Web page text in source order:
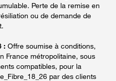
Perte de la remise en
ou de demande de
: Offre soumise à conditions,
France métropolitaine, sous
compatibles, pour la
par des clients